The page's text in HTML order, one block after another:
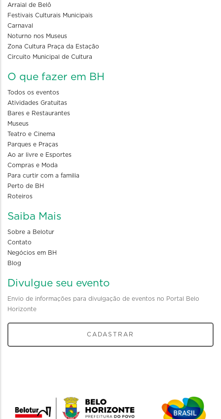
Arraial de Belô
Festivais Culturais Municipais
Carnaval
Noturno nos Museus
Zona Cultura Praça da Estação
Circuito Municipal de Cultura
O que fazer em BH
Todos os eventos
Atividades Gratuitas
Bares e Restaurantes
Museus
Teatro e Cinema
Parques e Praças
Ao ar livre e Esportes
Compras e Moda
Para curtir com a familia
Perto de BH
Roteiros
Saiba Mais
Sobre a Belotur
Contato
Negócios em BH
Blog
Divulgue seu evento
Envio de informações para divulgação de eventos no Portal Belo
Horizonte
CADASTRAR